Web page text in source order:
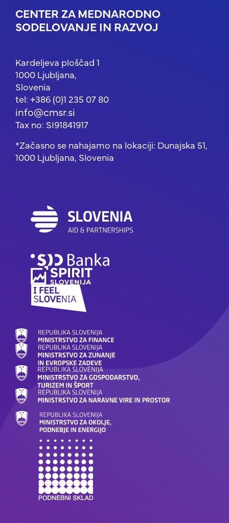
CENTER ZA MEDNARODNO
SODELOVANJE IN RAZVOJ
Kardeljeva ploščad 1
1000 Ljubljana,
Slovenia
tel: +386 (0)1 235 07 80
info@cmsr.si
Tax no: SI91841917
*Začasno se nahajamo na lokaciji: Dunajska 51,
1000 Ljubljana, Slovenia